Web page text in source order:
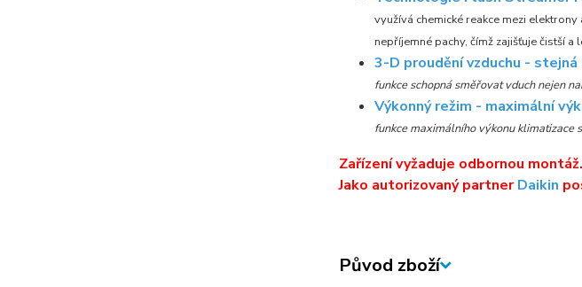
využívá chemické reakce mezi
nepříjemné pachy, čímž zajišťuje čistší a
3-D proudění vzduchu -
funkce schopná směřovat vduch nejen
Výkonný režim - maximální
funkce maximálního výkonu klimatizace
Zařízení vyžaduje odbornou montáž.
Jako autorizovaný partnerDaikin
Původ zboží